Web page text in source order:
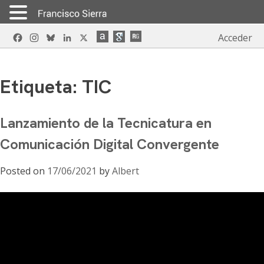
Skip
to
FacebookInstagram
BlueskyLinkedIn Acceder
Etiqueta: TIC
Lanzamiento de la Tecnicatura en
Comunicación Digital Convergente
Posted on 17/06/2021 byAlbert